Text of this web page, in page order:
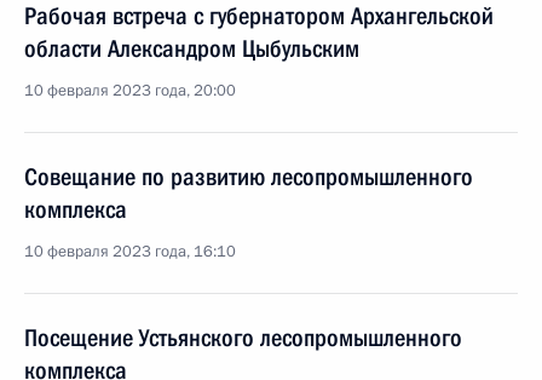
Рабочая встреча с губернатором Архангельской
области Александром Цыбульским
10 февраля 2023 года, 20:00
Совещание по развитию лесопромышленного
комплекса
10 февраля 2023 года, 16:10
Посещение Устьянского лесопромышленного
комплекса